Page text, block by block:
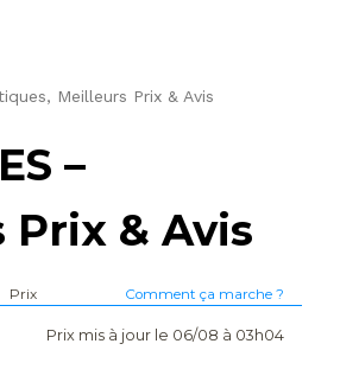
Meilleurs Prix & Avis
–
& Avis
Prix Comment ça marche ?
Prix mis à jour le 06/08 à 03h04